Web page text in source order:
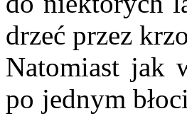
drzeć przez
Natomiast jak
po jednym